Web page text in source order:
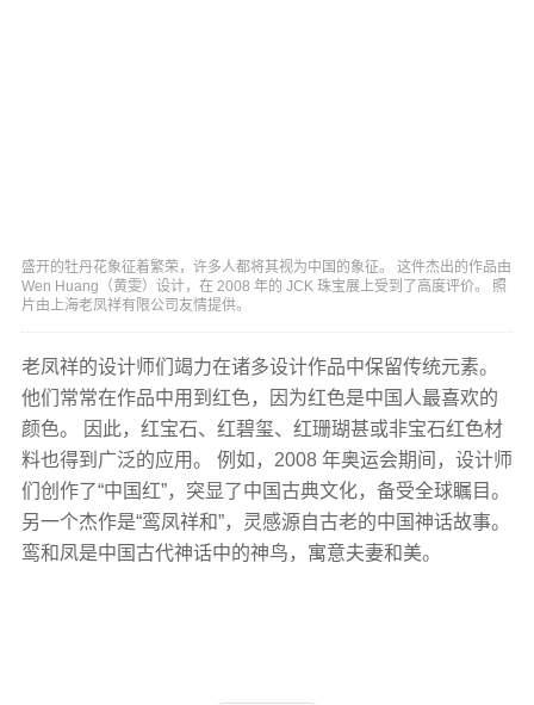
盛开的牡丹花象征着繁荣，许多人都将其视为中国的象征。 这件杰出的作品由
Wen Huang（黄雯）设计，在 2008 年的 JCK 珠宝展上受到了高度评价。 照
片由上海老凤祥有限公司友情提供。
老凤祥的设计师们竭力在诸多设计作品中保留传统元素。
他们常常在作品中用到红色，因为红色是中国人最喜欢的
颜色。 因此，红宝石、红碧玺、红珊瑚甚或非宝石红色材
料也得到广泛的应用。 例如，2008 年奥运会期间，设计师
们创作了“中国红”，突显了中国古典文化，备受全球瞩目。
另一个杰作是“鸾凤祥和”，灵感源自古老的中国神话故事。
鸾和凤是中国古代神话中的神鸟，寓意夫妻和美。